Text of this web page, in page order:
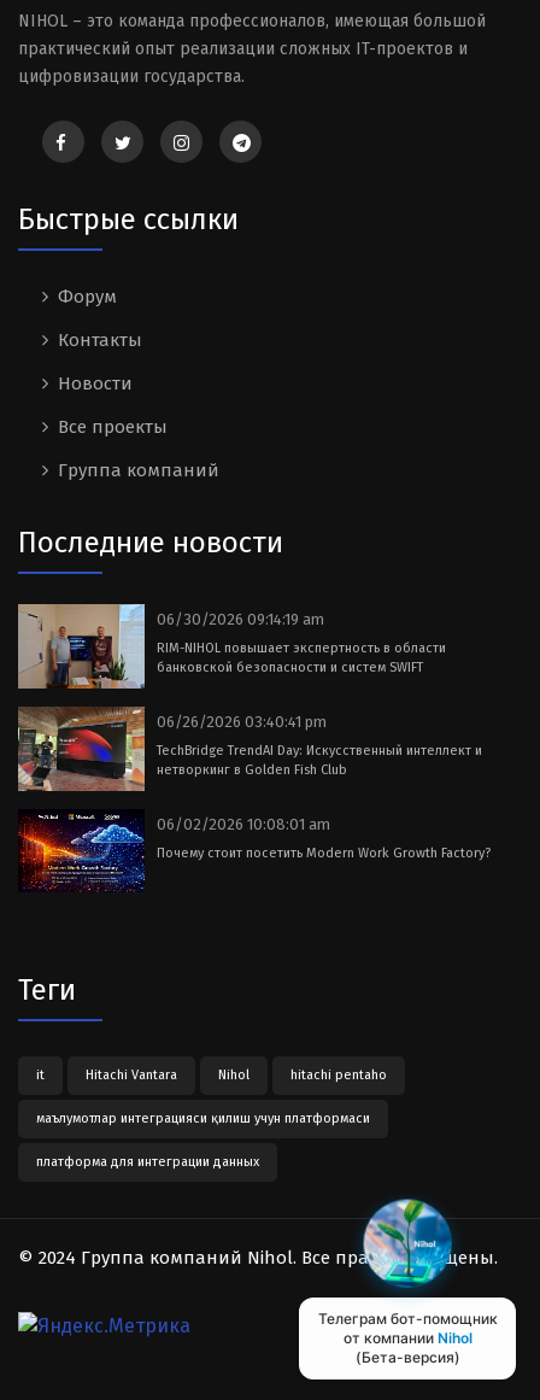
Телеграм бот-помощник
от компании Nihol
(Бета-версия)
NIHOL – это команда профессионалов, имеющая большой
практический опыт реализации сложных IT-проектов и
цифровизации государства.
Быстрые ссылки
Форум
Контакты
Новости
Все проекты
Группа компаний
Последние новости
06/30/2026 09:14:19 am
RIM-NIHOL повышает экспертность в области
банковской безопасности и систем SWIFT
06/26/2026 03:40:41 pm
TechBridge TrendAI Day: Искусственный интеллект и
нетворкинг в Golden Fish Club
06/02/2026 10:08:01 am
Почему стоит посетить Modern Work Growth Factory?
Теги
it Hitachi Vantara Nihol hitachi pentaho
маълумотлар интеграцияси қилиш учун платформаси
платформа для интеграции данных
© 2024 Группа компаний Nihol. Все права защищены.